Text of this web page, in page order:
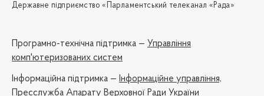
Державне підприємство «Парламентський телеканал «Рада»
Програмно-технічна підтримка — Управління
комп'ютеризованих систем
Iнформаційна підтримка — Інформаційне управління,
Пресслужба Апарату Верховної Ради України